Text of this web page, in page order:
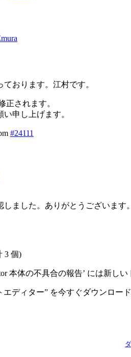
おります。江村です。
正されます。
申し上げます。
#24111
ました。ありがとうございます。
3 個)
本体の不具合の報告’ には新し
エディター” を今すぐダウンロー